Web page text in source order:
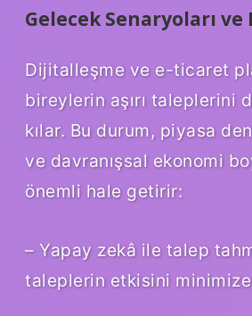
Gelecek Senaryoları
Dijitalleşme ve e-ticaret
bireylerin aşırı taleplerini
kılar. Bu durum, piyasa
ve davranışsal ekonomi
önemli hale getirir:
– Yapay zekâ ile talep
taleplerin etkisini